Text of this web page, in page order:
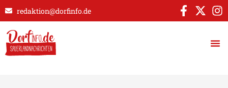
redaktion@dorfinfo.de